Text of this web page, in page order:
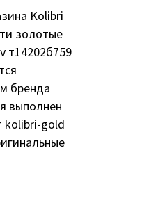
Kolibri
золотые
т14202б759
бренда
выполнен
kolibri-gold